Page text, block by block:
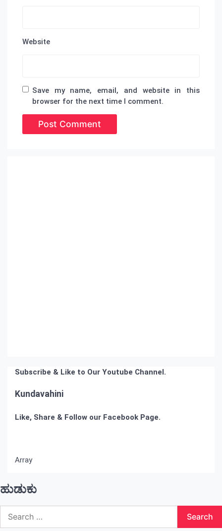
Website
Save my name, email, and website in this
browser for the next time I comment.
Subscribe & Like to Our Youtube Channel.
Kundavahini
Like, Share & Follow our Facebook Page.
Array
ಹುಡುಕು
for: